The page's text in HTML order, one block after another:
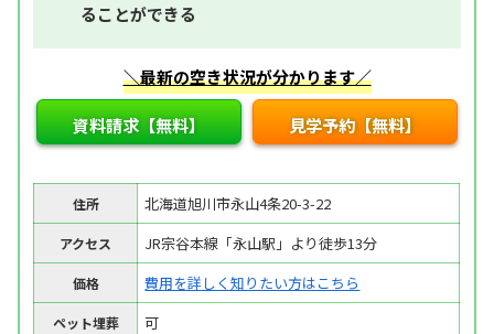
ることができる
＼最新の空き状況が分かります／
資料請求【無料】 見学予約【無料】
住所 北海道旭川市永山4条20-3-22
アクセス JR宗谷本線「永山駅」より徒歩13分
価格 費用を詳しく知りたい方はこちら
ペット埋葬 可